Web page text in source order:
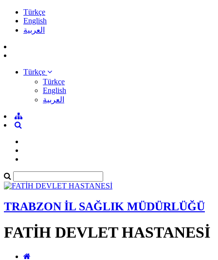
Türkçe
English
العربية
Türkçe
Türkçe
English
العربية
TRABZON İL SAĞLIK MÜDÜRLÜĞÜ
FATİH DEVLET HASTANESİ